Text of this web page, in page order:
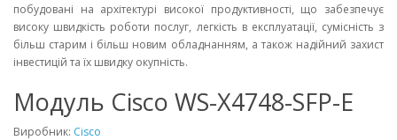
побудовані на архітектурі високої продуктивності, що забезпечує
високу швидкість роботи послуг, легкість в експлуатації, сумісність з
більш старим і більш новим обладнанням, а також надійний захист
інвестицій та їх швидку окупність.
Модуль Cisco WS-X4748-SFP-E
Виробник: Cisco